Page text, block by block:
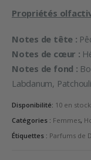
Propriétés
Notes de tête :
Notes de cœur :
Notes de fond :
Labdanum,
Disponibilité: 10 en stock
Catégories : Femmes,
Étiquettes : Parfums de